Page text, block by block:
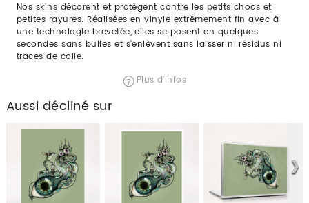
Nos skins décorent et protègent contre les petits chocs et
petites rayures. Réalisées en vinyle extrêmement fin avec à
une technologie brevetée, elles se posent en quelques
secondes sans bulles et s'enlèvent sans laisser ni résidus ni
traces de colle.
Plus d'infos
Aussi décliné sur